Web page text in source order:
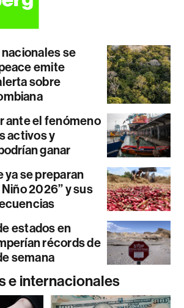
se
emite
sobre
ante el fenómeno
activos y
ganar
ya se preparan
2026” y sus
estados en
récords de
semana
e internacionales